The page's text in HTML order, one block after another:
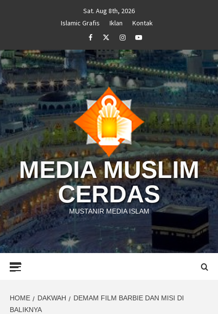
Sat. Aug 8th, 2026
Islamic Grafis
Iklan
Kontak
FacebookTwitterInstagramYoutube
MEDIA MUSLIM
CERDAS
MUSTANIR MEDIA ISLAM
HOME DAKWAH
DEMAM FILM BARBIE DAN MISI DI
BALIKNYA